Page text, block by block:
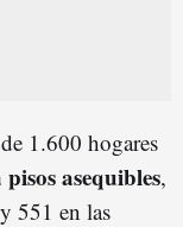
1.600 hogares
asequibles,
551 en las